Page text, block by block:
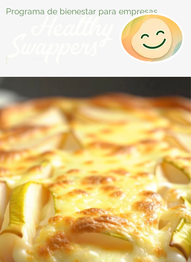
Programa de bienestar para empresas